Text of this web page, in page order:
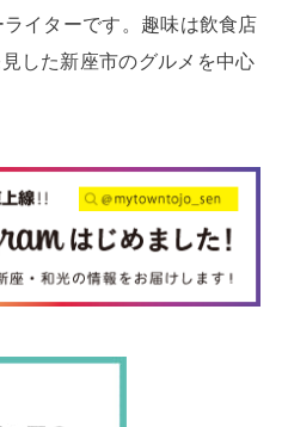
イターです。趣味は飲食店
した新座市のグルメを中心